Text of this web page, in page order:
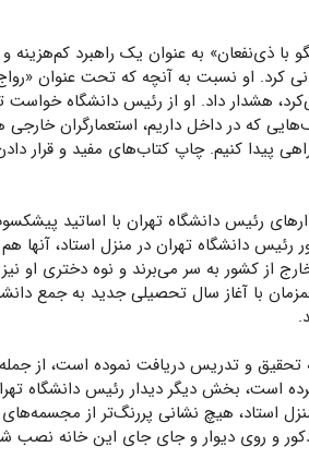
با ذی‌نفعان» به عنوان یک راهبرد کم‌هزینه و
کرد. او نسبت به آنچه که تحت عنوان
هشدار داد. او از رئیس دانشگاه خواست
که در داخل داریم، استعمارگران خارجی
پیدا کنیم. چاپ کتاب‌های مفید و قرار
رئیس دانشگاه تهران با اساتید
دانشگاه تهران در منزل استاد، آنها
از کشور به سر می‌برند و نوه دختری او نیز
با آغاز سال تحصیلی جدید به جمع
و تدریس دریافت نموده است، از
است، بخش دیگر دیدار رئیس دانشگاه
استاد، هیچ نشانی پررنگ‌تر از مجسمه‌های
و روی دیوار و جای جای این خانه نصب